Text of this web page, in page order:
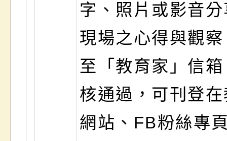
字、照片或影音
現場之心得與觀
至「教育家」信
核通過，可刊登
網站、FB粉絲專